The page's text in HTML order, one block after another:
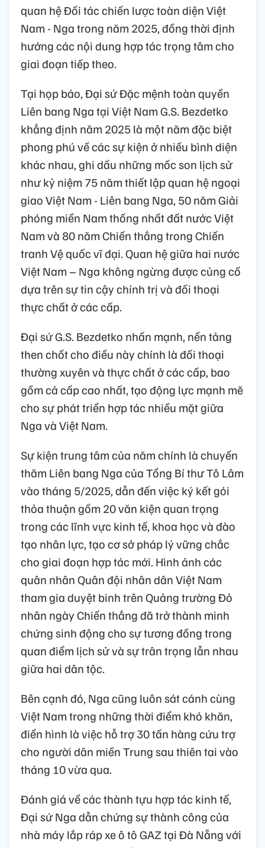
quan hệ Đối tác chiến lược toàn diện Việt
Nam - Nga trong năm 2025, đồng thời định
hướng các nội dung hợp tác trọng tâm cho
giai đoạn tiếp theo.
Tại họp báo, Đại sứ Đặc mệnh toàn quyền
Liên bang Nga tại Việt Nam G.S. Bezdetko
khẳng định năm 2025 là một năm đặc biệt
phong phú về các sự kiện ở nhiều bình diện
khác nhau, ghi dấu những mốc son lịch sử
như kỷ niệm 75 năm thiết lập quan hệ ngoại
giao Việt Nam - Liên bang Nga, 50 năm Giải
phóng miền Nam thống nhất đất nước Việt
Nam và 80 năm Chiến thắng trong Chiến
tranh Vệ quốc vĩ đại. Quan hệ giữa hai nước
Việt Nam – Nga không ngừng được củng cố
dựa trên sự tin cậy chính trị và đối thoại
thực chất ở các cấp.
Đại sứ G.S. Bezdetko nhấn mạnh, nền tảng
then chốt cho điều này chính là đối thoại
thường xuyên và thực chất ở các cấp, bao
gồm cả cấp cao nhất, tạo động lực mạnh mẽ
cho sự phát triển hợp tác nhiều mặt giữa
Nga và Việt Nam.
Sự kiện trung tâm của năm chính là chuyến
thăm Liên bang Nga của Tổng Bí thư Tô Lâm
vào tháng 5/2025, dẫn đến việc ký kết gói
thỏa thuận gồm 20 văn kiện quan trọng
trong các lĩnh vực kinh tế, khoa học và đào
tạo nhân lực, tạo cơ sở pháp lý vững chắc
cho giai đoạn hợp tác mới. Hình ảnh các
quân nhân Quân đội nhân dân Việt Nam
tham gia duyệt binh trên Quảng trường Đỏ
nhân ngày Chiến thắng đã trở thành minh
chứng sinh động cho sự tương đồng trong
quan điểm lịch sử và sự trân trọng lẫn nhau
giữa hai dân tộc.
Bên cạnh đó, Nga cũng luôn sát cánh cùng
Việt Nam trong những thời điểm khó khăn,
điển hình là việc hỗ trợ 30 tấn hàng cứu trợ
cho người dân miền Trung sau thiên tai vào
tháng 10 vừa qua.
Đánh giá về các thành tựu hợp tác kinh tế,
Đại sứ Nga dẫn chứng sự thành công của
nhà máy lắp ráp xe ô tô GAZ tại Đà Nẵng với